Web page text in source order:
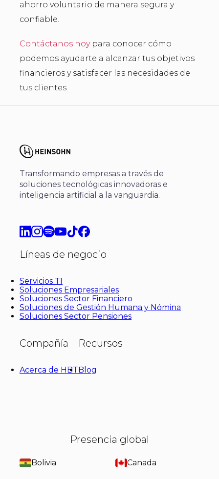
ahorro voluntario de manera segura y
confiable.
Contáctanos hoypara conocer cómo
podemos ayudarte a alcanzar tus objetivos
financieros y satisfacer las necesidades de
tus clientes
Transformando empresas a través de
soluciones tecnológicas innovadoras e
inteligencia artificial a la vanguardia.
Líneas de negocio
Servicios TI
Soluciones Empresariales
Soluciones Sector Financiero
Soluciones de Gestión Humana y Nómina
Soluciones Sector Pensiones
Compañía
Acerca de HBT
Recursos
Blog
Presencia global
Bolivia Canada